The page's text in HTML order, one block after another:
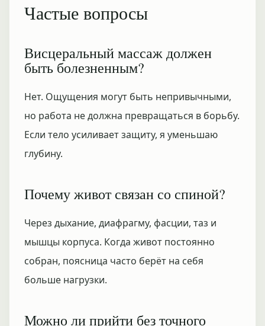
Частые вопросы
Висцеральный массаж должен
быть болезненным?
Нет. Ощущения могут быть непривычными,
но работа не должна превращаться в борьбу.
Если тело усиливает защиту, я уменьшаю
глубину.
Почему живот связан со спиной?
Через дыхание, диафрагму, фасции, таз и
мышцы корпуса. Когда живот постоянно
собран, поясница часто берёт на себя
больше нагрузки.
Можно ли прийти без точного